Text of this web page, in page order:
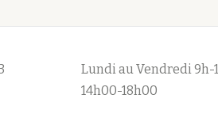
Lundi au Vendredi 9h-
14h00-18h00